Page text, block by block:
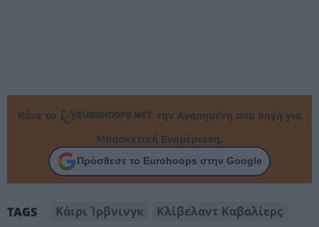
Κάνε το
την Αγαπημένη σου πηγή για
Μπασκετική Ενημέρωση.
Πρόσθεσε το Eurohoops στην Google
TAGS Κάιρι Ίρβνινγκ Κλίβελαντ Καβαλίερς